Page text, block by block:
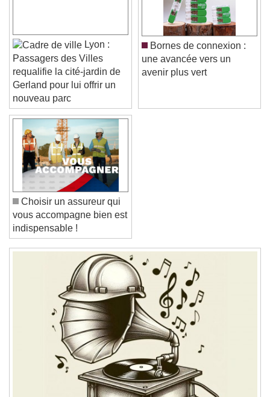
Caption Area Background
Color
Font Size
Text Edge Style
Font Family
Reset
Done
Close Modal Dialog
End of dialog window.
Lyon :
Passagers des Villes
requalifie la cité-jardin de
Gerland pour lui offrir un
nouveau parc
Bornes de connexion :
une avancée vers un
Choisir un assureur qui
vous accompagne bien est
indispensable !